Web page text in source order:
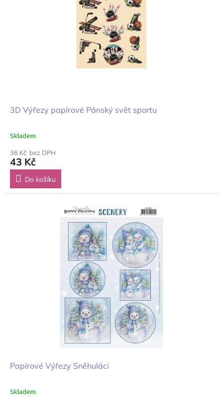
3D Výřezy papírové Pánský svět sportu
Skladem
36 Kč bez DPH
43 Kč
Do košíku
Papírové Výřezy Sněhuláci
Skladem